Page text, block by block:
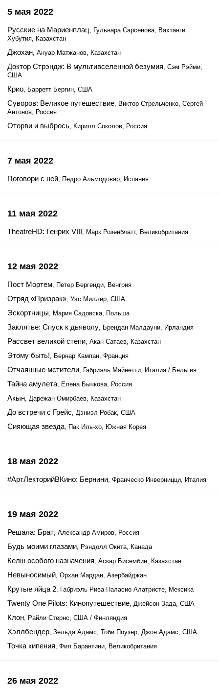
5 мая 2022
Русские на Мариенплац, Гульнара Сарсенова, Вахтанги
Хубутия, Казахстан
Джохан, Ануар Матжанов, Казахстан
Доктор Стрэндж: В мультивселенной безумия, Сэм Рэйми,
США
Крио, Барретт Бергин, США
Суворов: Великое путешествие, Виктор Стрельченко, Сергей
Антонов, Россия
Оторви и выбрось, Кирилл Соколов, Россия
7 мая 2022
Поговори с ней, Педро Альмодовар, Испания
11 мая 2022
TheatreHD: Генрих VIII, Марк Розенблатт, Великобритания
12 мая 2022
Пост Мортем, Петер Бергенди, Венгрия
Отряд «Призрак», Уэс Миллер, США
Эскортницы, Мария Садовска, Польша
Заклятье: Спуск к дьяволу, Брендан Малдауни, Ирландия
Рассвет великой степи, Акан Сатаев, Казахстан
Этому быть!, Бернар Кампан, Франция
Отчаянные мстители, Габриэль Майнетти, Италия / Бельгия
Тайна амулета, Елена Бычкова, Россия
Акын, Дарежан Омирбаев, Казахстан
До встречи с Грейс, Дэниэл Робак, США
Сияющая звезда, Пак Иль-хо, Южная Корея
18 мая 2022
#АртЛекторийВКино: Бернини, Франческо Инверницци, Италия
19 мая 2022
Решала: Брат, Александр Амиров, Россия
Будь моими глазами, Рэндолл Окита, Канада
Келiн особого назначения, Аскар Бисембин, Казахстан
Невыносимый, Орхан Мардан, Азербайджан
Крутые яйца 2, Габриэль Рива Паласио Алатристе, Мексика
Twenty One Pilots: Кинопутешествие, Джейсон Зада, США
Клон, Райли Стернс, США / Финляндия
Хэллбендер, Зельда Адамс, Тоби Поузер, Джон Адамс, США
Точка кипения, Фил Барантини, Великобритания
26 мая 2022